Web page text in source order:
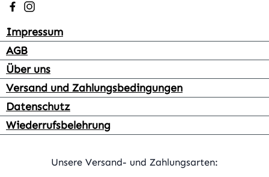
Besuche uns auf Facebook – öffnet in neuem Tab
Schau auf Instagram vorbei – öffnet in neuem Tab
Impressum
AGB
Über uns
Versand und Zahlungsbedingungen
Datenschutz
Wiederrufsbelehrung
Unsere Versand- und Zahlungsarten: